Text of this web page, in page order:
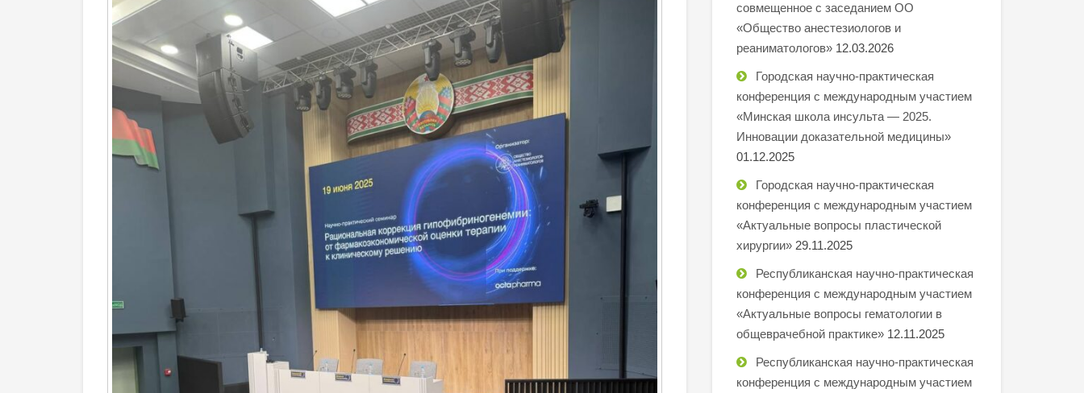
совмещенное с заседанием ОО
«Общество анестезиологов и
реаниматологов» 12.03.2026
Городская научно-практическая
конференция с международным участием
«Минская школа инсульта — 2025.
Инновации доказательной медицины»
01.12.2025
Городская научно-практическая
конференция с международным участием
«Актуальные вопросы пластической
хирургии» 29.11.2025
Республиканская научно-практическая
конференция с международным участием
«Актуальные вопросы гематологии в
общеврачебной практике» 12.11.2025
Республиканская научно-практическая
конференция с международным участием